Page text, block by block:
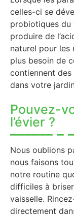
celles-ci se
probiotiques du
produire de
naturel pour les
plus besoin de
contiennent
dans votre
Pouvez-
l’évier ?
Nous oublions
nous faisons
notre routine
difficiles à
vaisselle.
directement